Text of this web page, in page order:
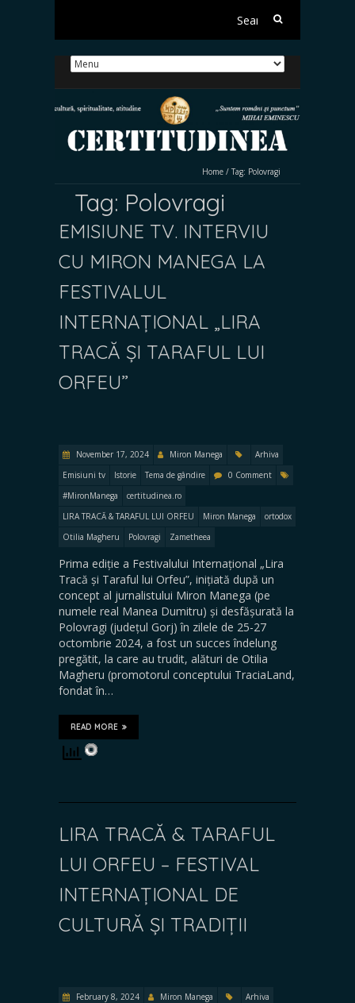
Search
Home / Tag: Polovragi
Tag: Polovragi
EMISIUNE TV. INTERVIU
CU MIRON MANEGA LA
FESTIVALUL
INTERNAȚIONAL „LIRA
TRACĂ ȘI TARAFUL LUI
ORFEU”
November 17, 2024 Miron Manega
Arhiva
Emisiuni tv
Istorie Tema de gândire
0 Comment
#MironManega
certitudinea.ro
LIRA TRACĂ & TARAFUL LUI ORFEU
Miron Manega
ortodox
Otilia Magheru
Polovragi Zametheea
Prima ediție a Festivalului Internațional „Lira
Tracă și Taraful lui Orfeu”, inițiată după un
concept al jurnalistului Miron Manega (pe
numele real Manea Dumitru) și desfășurată la
Polovragi (județul Gorj) în zilele de 25-27
octombrie 2024, a fost un succes îndelung
pregătit, la care au trudit, alături de Otilia
Magheru (promotorul conceptului TraciaLand,
fondat în…
READ MORE
LIRA TRACĂ & TARAFUL
LUI ORFEU – FESTIVAL
INTERNAȚIONAL DE
CULTURĂ ȘI TRADIȚII
February 8, 2024 Miron Manega
Arhiva